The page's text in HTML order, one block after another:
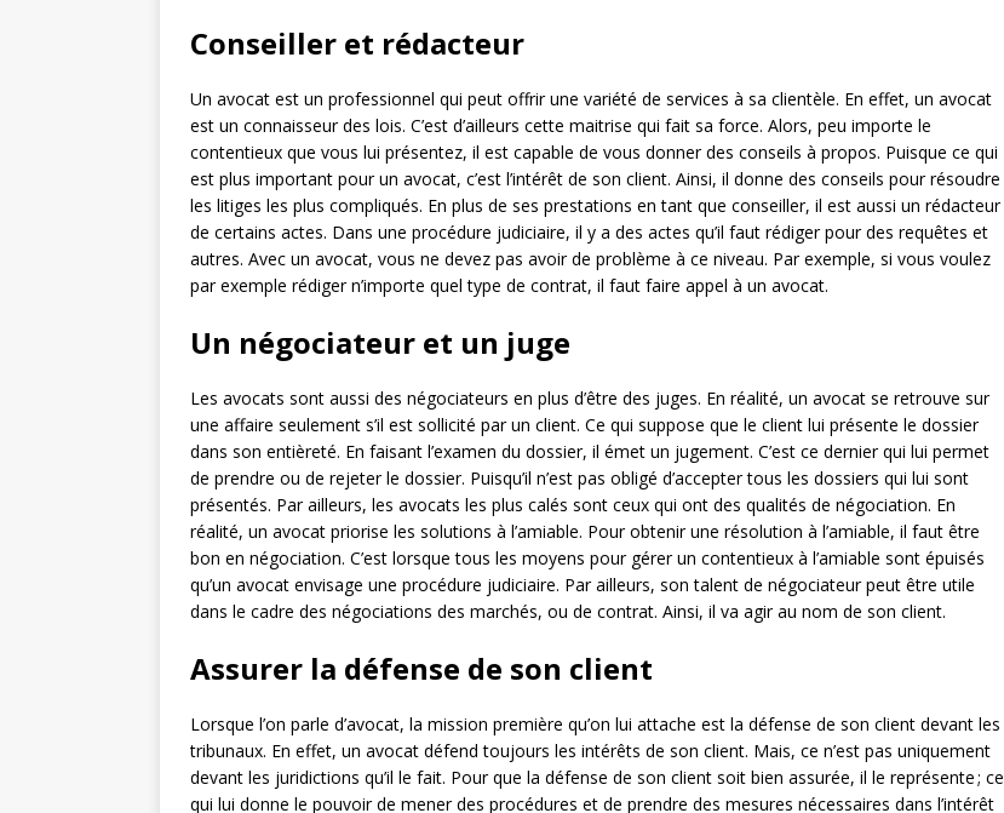
Conseiller et rédacteur
Un avocat est un professionnel qui peut offrir une variété de services à sa clientèle. En effet, un avocat
est un connaisseur des lois. C’est d’ailleurs cette maitrise qui fait sa force. Alors, peu importe le
contentieux que vous lui présentez, il est capable de vous donner des conseils à propos. Puisque ce qui
est plus important pour un avocat, c’est l’intérêt de son client. Ainsi, il donne des conseils pour résoudre
les litiges les plus compliqués. En plus de ses prestations en tant que conseiller, il est aussi un rédacteur
de certains actes. Dans une procédure judiciaire, il y a des actes qu’il faut rédiger pour des requêtes et
autres. Avec un avocat, vous ne devez pas avoir de problème à ce niveau. Par exemple, si vous voulez
par exemple rédiger n’importe quel type de contrat, il faut faire appel à un avocat.
Un négociateur et un juge
Les avocats sont aussi des négociateurs en plus d’être des juges. En réalité, un avocat se retrouve sur
une affaire seulement s’il est sollicité par un client. Ce qui suppose que le client lui présente le dossier
dans son entièreté. En faisant l’examen du dossier, il émet un jugement. C’est ce dernier qui lui permet
de prendre ou de rejeter le dossier. Puisqu’il n’est pas obligé d’accepter tous les dossiers qui lui sont
présentés. Par ailleurs, les avocats les plus calés sont ceux qui ont des qualités de négociation. En
réalité, un avocat priorise les solutions à l’amiable. Pour obtenir une résolution à l’amiable, il faut être
bon en négociation. C’est lorsque tous les moyens pour gérer un contentieux à l’amiable sont épuisés
qu’un avocat envisage une procédure judiciaire. Par ailleurs, son talent de négociateur peut être utile
dans le cadre des négociations des marchés, ou de contrat. Ainsi, il va agir au nom de son client.
Assurer la défense de son client
Lorsque l’on parle d’avocat, la mission première qu’on lui attache est la défense de son client devant les
tribunaux. En effet, un avocat défend toujours les intérêts de son client. Mais, ce n’est pas uniquement
devant les juridictions qu’il le fait. Pour que la défense de son client soit bien assurée, il le représente ; ce
qui lui donne le pouvoir de mener des procédures et de prendre des mesures nécessaires dans l’intérêt